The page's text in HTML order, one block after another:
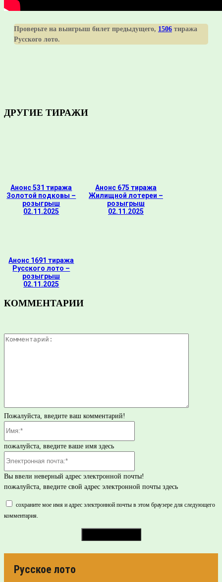
Проверьте на выигрыш билет предыдущего, 1506 тиража
Русского лото.
ДРУГИЕ ТИРАЖИ
Анонс 531 тиража
Золотой подковы –
розыгрыш
02.11.2025
Анонс 675 тиража
Жилищной лотереи –
розыгрыш
02.11.2025
Анонс 1691 тиража
Русского лото –
розыгрыш
02.11.2025
КОММЕНТАРИИ
Пожалуйста, введите ваш комментарий!
пожалуйста, введите ваше имя здесь
Вы ввели неверный адрес электронной почты!
пожалуйста, введите свой адрес электронной почты здесь
сохраните мое имя и адрес электронной почты в этом браузере для следующего
комментария.
Русское лото